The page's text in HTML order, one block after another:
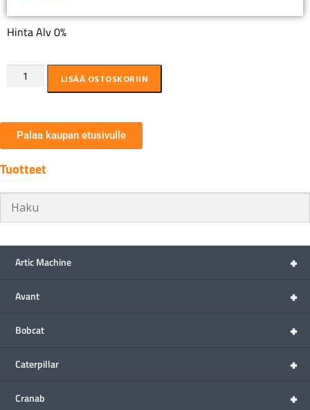
Hinta Alv 0%
LISÄÄ OSTOSKORIIN
Palaa kaupan etusivulle
Tuotteet
+
Artic Machine
+
Avant
+
Bobcat
+
Caterpillar
+
Cranab